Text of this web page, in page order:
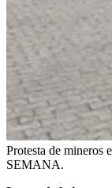
Protesta de mineros
SEMANA.